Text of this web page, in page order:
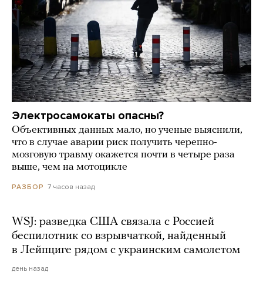
Электросамокаты опасны?
Объективных данных мало, но ученые выяснили,
что в случае аварии риск получить черепно-
мозговую травму окажется почти в четыре раза
выше, чем на мотоцикле
РАЗБОР 7 часов назад
WSJ: разведка США связала с Россией
беспилотник со взрывчаткой, найденный
в Лейпциге рядом с украинским самолетом
день назад